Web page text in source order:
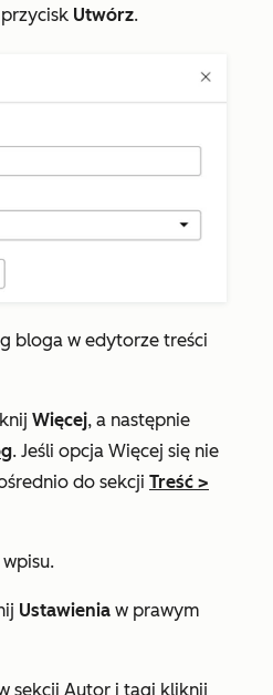
Utwórz.
bloga w edytorze treści
Więcej, a następnie
. Jeśli opcja Więcej się nie
do sekcji Treść >
Ustawienia w prawym
sekcji Autor i tagi kliknij